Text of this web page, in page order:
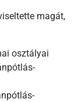
magát,
osztályai